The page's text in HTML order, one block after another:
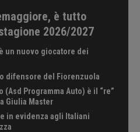
è tutto
2026/2027
un nuovo giocatore dei
difensore del Fiorenzuola
(Asd Programma Auto) è il “re”
Giulia Master
in evidenza agli Italiani